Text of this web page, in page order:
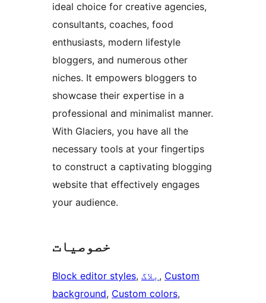
ideal choice for creative agencies,
consultants, coaches, food
enthusiasts, modern lifestyle
bloggers, and numerous other
niches. It empowers bloggers to
showcase their expertise in a
professional and minimalist manner.
With Glaciers, you have all the
necessary tools at your fingertips
to construct a captivating blogging
website that effectively engages
your audience.
خصوصیات
Block editor styles, بلاگ , Custom
background, Custom colors